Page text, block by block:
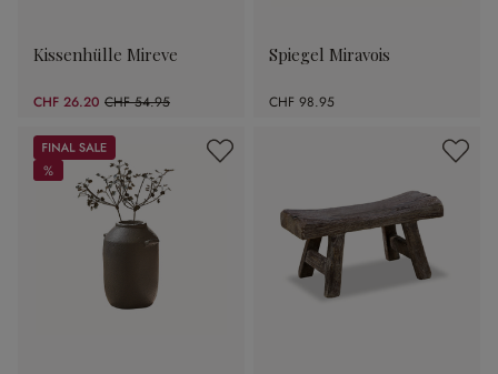
Kissenhülle Mireve
CHF 26.20 CHF 54.95
(52.32% gespart)
Spiegel Miravois
CHF 98.95
Sale
%
%